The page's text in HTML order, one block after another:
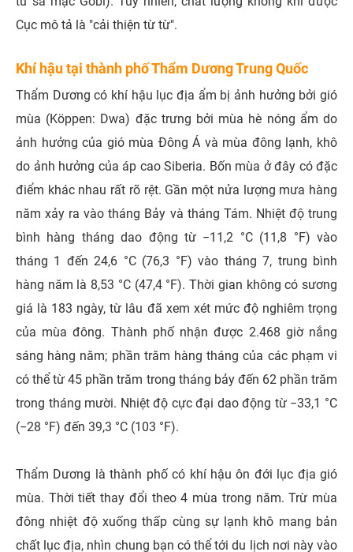
Cục mô tả là "cải thiện từ từ".
Khí hậu tại thành phố Thẩm Dương Trung Quốc
Thẩm Dương có khí hậu lục địa ẩm bị ảnh hưởng bởi gió
mùa (Köppen: Dwa) đặc trưng bởi mùa hè nóng ẩm do
ảnh hưởng của gió mùa Đông Á và mùa đông lạnh, khô
do ảnh hưởng của áp cao Siberia. Bốn mùa ở đây có đặc
điểm khác nhau rất rõ rệt. Gần một nửa lượng mưa hàng
năm xảy ra vào tháng Bảy và tháng Tám. Nhiệt độ trung
bình hàng tháng dao động từ −11,2 °C (11,8 °F) vào
tháng 1 đến 24,6 °C (76,3 °F) vào tháng 7, trung bình
hàng năm là 8,53 °C (47,4 °F). Thời gian không có sương
giá là 183 ngày, từ lâu đã xem xét mức độ nghiêm trọng
của mùa đông. Thành phố nhận được 2.468 giờ nắng
sáng hàng năm; phần trăm hàng tháng của các phạm vi
có thể từ 45 phần trăm trong tháng bảy đến 62 phần trăm
trong tháng mười. Nhiệt độ cực đại dao động từ −33,1 °C
(−28 °F) đến 39,3 °C (103 °F).
Thẩm Dương là thành phố có khí hậu ôn đới lục địa gió
mùa. Thời tiết thay đổi theo 4 mùa trong năm. Trừ mùa
đông nhiệt độ xuống thấp cùng sự lạnh khô mang bản
chất lục địa, nhìn chung bạn có thể tới du lịch nơi này vào